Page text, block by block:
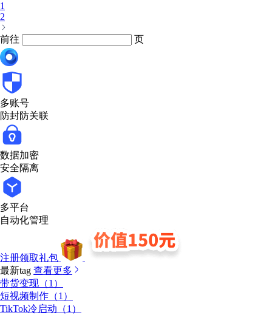
1
2
前往 页
多账号
防封防关联
数据加密
安全隔离
多平台
自动化管理
注册领取礼包
最新tag 查看更多
带货变现（1）
短视频制作（1）
TikTok冷启动（1）